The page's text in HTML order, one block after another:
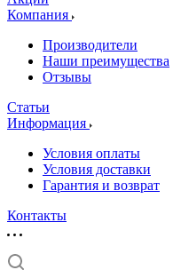
Компания
Производители
Наши преимущества
Отзывы
Статьи
Информация
Условия оплаты
Условия доставки
Гарантия и возврат
Контакты